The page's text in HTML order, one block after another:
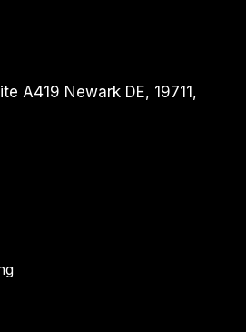
A419 Newark DE, 19711,